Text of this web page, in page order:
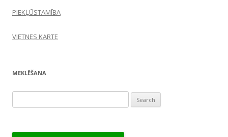
PIEKĻŪSTAMĪBA
VIETNES KARTE
MEKLĒŠANA
for: